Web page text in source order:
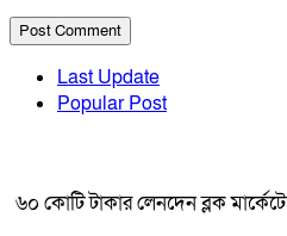
Last Update
Popular Post
৬০ কোটি টাকার লেনদেন ব্লক মার্কেটে